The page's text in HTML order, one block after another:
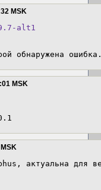
MSK
alt1
обнаружена
MSK
актуальна для